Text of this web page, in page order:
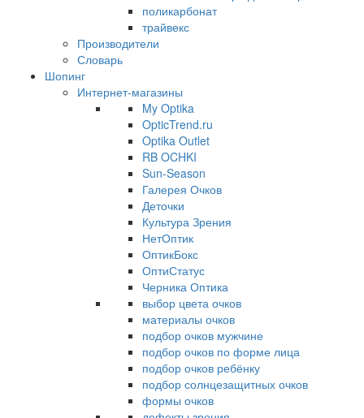
поликарбонат
трайвекс
Производители
Словарь
Шопинг
Интернет-магазины
My Optika
OpticTrend.ru
Optika Outlet
RB OCHKI
Sun-Season
Галерея Очков
Деточки
Культура Зрения
НетОптик
ОптикБокс
ОптиСтатус
Черника Оптика
выбор цвета очков
материалы очков
подбор очков мужчине
подбор очков по форме лица
подбор очков ребёнку
подбор солнцезащитных очков
формы очков